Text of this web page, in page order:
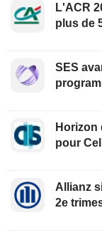
L'ACR
plus de
SES
Horizon
pour
Allianz
2e